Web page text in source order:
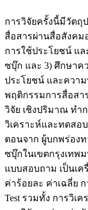
การวิจัยครั้งนี้มีวัตถุ
สื่อสารผ่านสื่อสังคม
การใช้ประโยชน์ แ
ซบุ๊ก และ 3) ศึกษาค
ประโยชน์ และควา
พฤติกรรมการสื่อสา
วิจัย เชิงปริมาณ ทำ
วิเคราะห์และทดสอ
ตอนจาก ผู้บกพร่อง
ซบุ๊กในเขตกรุงเทพ
แบบสอบถาม เป็นเค
ค่าร้อยละ ค่าเฉลี่ย
Test รวมทั้ง การวิเ